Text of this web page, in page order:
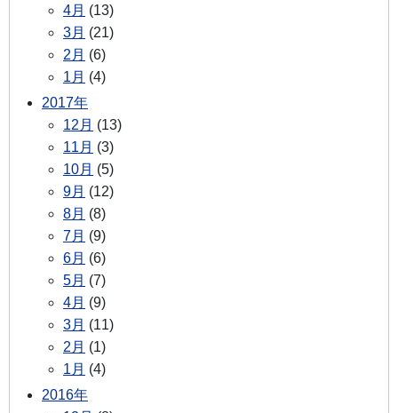
4月 (13)
3月 (21)
2月 (6)
1月 (4)
2017年
12月 (13)
11月 (3)
10月 (5)
9月 (12)
8月 (8)
7月 (9)
6月 (6)
5月 (7)
4月 (9)
3月 (11)
2月 (1)
1月 (4)
2016年